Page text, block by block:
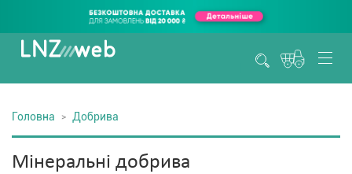
Головна Добрива
Мінеральні добрива